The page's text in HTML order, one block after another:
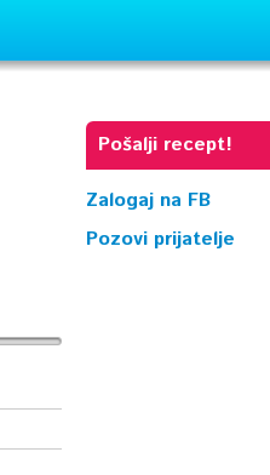
Pošalji recept!
Zalogaj na FB
Pozovi prijatelje